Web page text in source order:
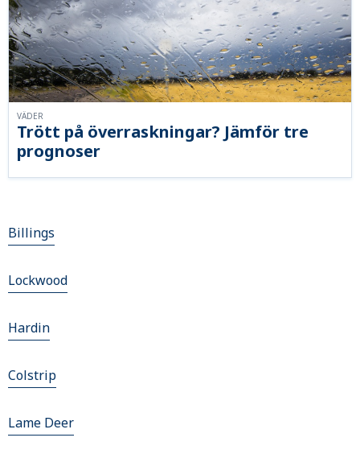
Trött på överraskningar? Jämför tre
prognoser
VÄDER
Billings
Lockwood
Hardin
Colstrip
Lame Deer